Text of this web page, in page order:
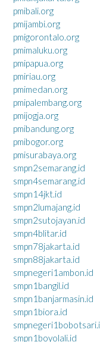
pmibali.org
pmijambi.org
pmigorontalo.org
pmimaluku.org
pmipapua.org
pmiriau.org
pmimedan.org
pmipalembang.org
pmijogja.org
pmibandung.org
pmibogor.org
pmisurabaya.org
smpn2semarang.id
smpn4semarang.id
smpn14jkt.id
smpn2lumajang.id
smpn2sutojayan.id
smpn4blitar.id
smpn78jakarta.id
smpn88jakarta.id
smpnegeri1ambon.id
smpn1bangil.id
smpn1banjarmasin.id
smpn1biora.id
smpn1boyolali.id